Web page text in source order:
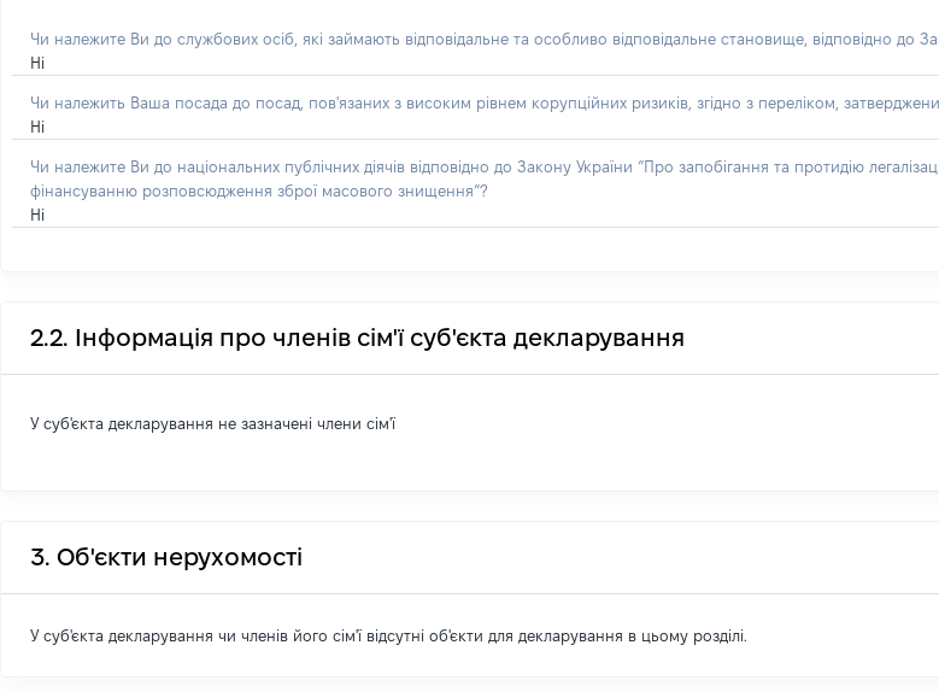
Чи належите Ви до службових осіб, які займають відповідальне та особливо відповідальне становище, відповідно до
Ні
Чи належить Ваша посада до посад, пов'язаних з високим рівнем корупційних ризиків, згідно з переліком,
Ні
Чи належите Ви до національних публічних діячів відповідно до Закону України “Про запобігання та протидію
фінансуванню розповсюдження зброї масового знищення”?
Ні
2.2. Інформація про членів сім'ї суб'єкта декларування
У суб'єкта декларування не зазначені члени сім'ї
3. Об'єкти нерухомості
У суб'єкта декларування чи членів його сім'ї відсутні об'єкти для декларування в цьому розділі.